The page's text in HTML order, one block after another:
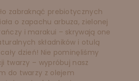
zabraknąć prebiotycznych
o zapachu arbuza, zielonej
i marakui – skrywają one
składników i otulą
dzień! Nie pominęliśmy
twarzy – wypróbuj nasz
do twarzy z olejem